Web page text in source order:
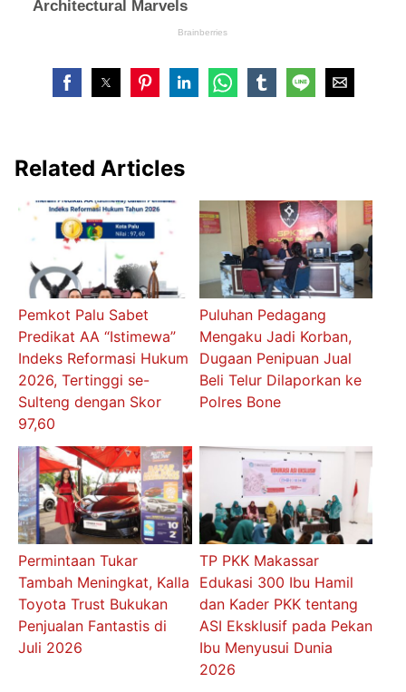
Related Articles
Pemkot Palu Sabet
Predikat AA “Istimewa”
Indeks Reformasi Hukum
2026, Tertinggi se-
Sulteng dengan Skor
97,60
Puluhan Pedagang
Mengaku Jadi Korban,
Dugaan Penipuan Jual
Beli Telur Dilaporkan ke
Polres Bone
Permintaan Tukar
Tambah Meningkat, Kalla
Toyota Trust Bukukan
Penjualan Fantastis di
Juli 2026
TP PKK Makassar
Edukasi 300 Ibu Hamil
dan Kader PKK tentang
ASI Eksklusif pada Pekan
Ibu Menyusui Dunia
2026